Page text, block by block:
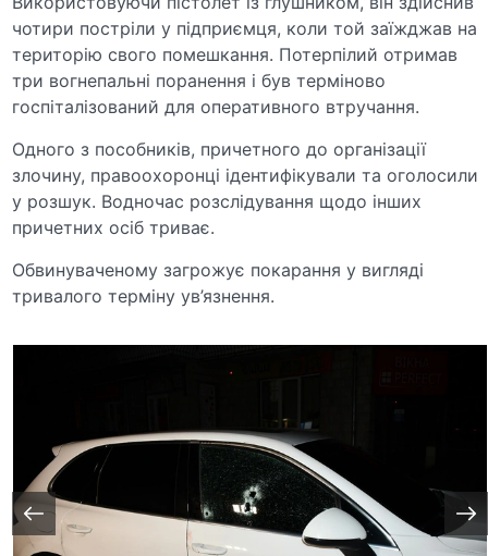
чотири постріли у підприємця, коли той заїжджав на
територію свого помешкання. Потерпілий отримав
три вогнепальні поранення і був терміново
госпіталізований для оперативного втручання.
Одного з пособників, причетного до організації
злочину, правоохоронці ідентифікували та оголосили
у розшук. Водночас розслідування щодо інших
причетних осіб триває.
Обвинуваченому загрожує покарання у вигляді
тривалого терміну ув’язнення.